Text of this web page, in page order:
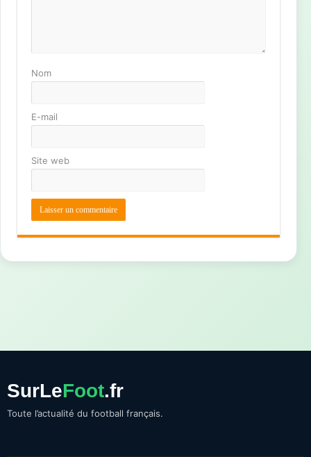
Nom
E-mail
Site web
SurLeFoot.fr
Toute l’actualité du football français.